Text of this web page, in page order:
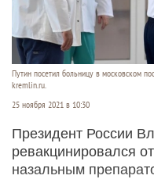
Путин посетил больницу в московском
kremlin.ru.
25 ноября 2021 в 10:30
Президент России
ревакцинировался
назальным